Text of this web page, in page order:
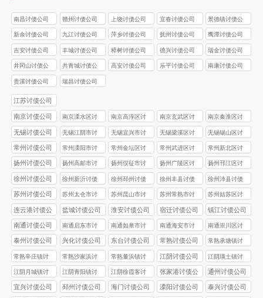
南昌讨债公司 赣州讨债公司 上饶讨债公司 宜春讨债公司
景德镇讨债公
司
新余讨债公司 九江讨债公司 萍乡讨债公司 抚州讨债公司 鹰潭讨债公司
吉安讨债公司 丰城讨债公司 樟树讨债公司 德兴讨债公司 瑞金讨债公司
井冈山讨债公
司
共青城讨债公
司
高安讨债公司 乐平讨债公司 南康讨债公司
贵溪讨债公司 瑞昌讨债公司
江苏讨债公司
南京讨债公司
南京溧水区讨
债公司
南京高淳区讨
债公司
南京玄武区讨
债公司
南京秦淮区讨
债公司
无锡讨债公司
无锡江阴市讨
债公司
无锡‌宜兴市讨
债公司
无锡梁溪区讨
债公司
无锡‌锡山区讨
债公司
常州讨债公司
常州溧阳市讨
债公司
常州金坛区讨
债公司
常州武进区讨
债公司
常州新北区讨
债公司
扬州讨债公司
扬州高邮市讨
债公司
扬州仪征市讨
债公司
扬州广陵区讨
债公司
扬州邗江区讨
债公司
徐州讨债公司
徐州新沂讨债
公司
徐州邳州讨债
公司
徐州丰县讨债
公司
徐州沛县讨债
公司
苏州讨债公司
苏州太仓市讨
债公司
苏州昆山市讨
债公司
苏州常熟市讨
债公司
苏州姑苏区讨
债公司
连云港讨债公
司
盐城讨债公司 淮安讨债公司 宿迁讨债公司 镇江讨债公司
南通讨债公司
南通启东市讨
债公司
南通如皋市讨
债公司
南通海安市讨
债公司
南通崇川区讨
债公司
泰州讨债公司 兴化讨债公司 东台讨债公司 常熟讨债公司
常熟承塘镇讨
债公司
常熟辛庄镇讨
债公司
常熟沙家浜讨
债公司
常熟董浜镇讨
债公司
江阴讨债公司
江阴璜土镇讨
债公司
江阴月城镇讨
债公司
江阴青阳镇讨
债公司
江阴徐霞客讨
债公司
张家港讨债公
司
通州讨债公司
宜兴讨债公司 邳州讨债公司 海门讨债公司 溧阳讨债公司 泰兴讨债公司